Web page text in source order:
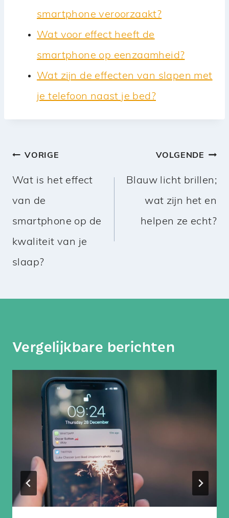
smartphone veroorzaakt?
Wat voor effect heeft de
smartphone op eenzaamheid?
Wat zijn de effecten van slapen met
je telefoon naast je bed?
Bericht
navigatie
VORIGE
Wat is het effect
van de
smartphone op de
kwaliteit van je
slaap?
VOLGENDE
Blauw licht brillen;
wat zijn het en
helpen ze echt?
Vergelijkbare berichten